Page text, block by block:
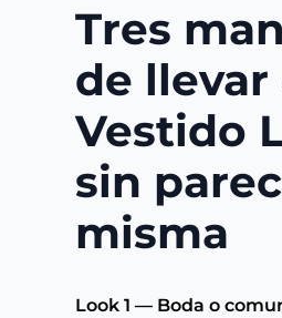
Tres
de llevar
Vestido
sin
misma
Look 1 — Boda o